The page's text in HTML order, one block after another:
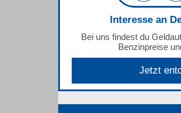
Interesse an
Bei uns findest du
Benzinpreise
Jetzt